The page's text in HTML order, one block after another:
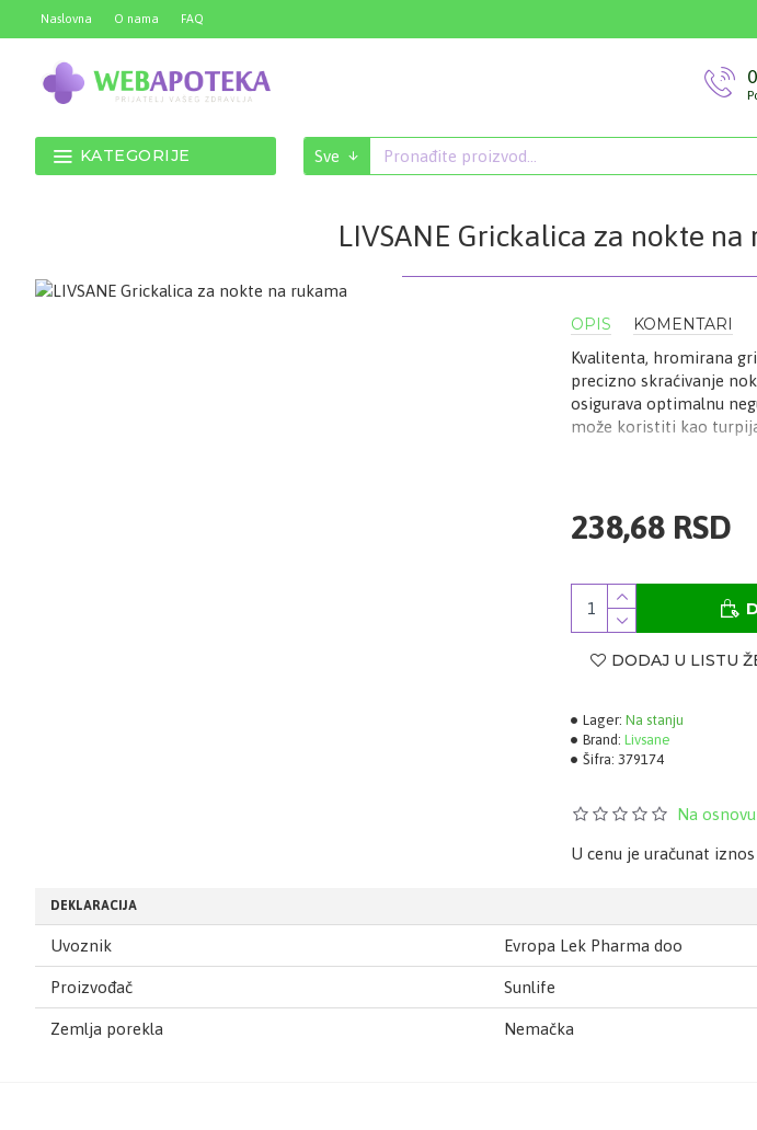
Naslovna O nama FAQ
KATEGORIJE Sve
LIVSANE Grickalica za nokte na
OPIS KOMENTARI
Kvalitenta, hromirana
precizno skraćivanje
osigurava optimalnu
može koristiti kao
Lager: Na stanju
Brand: Livsane
Šifra: 379174
Na
238,68 RSD
DODAJ U LISTU
U cenu je uračunat iznos
DEKLARACIJA
Uvoznik Evropa Lek Pharma doo
Proizvođač Sunlife
Zemlja porekla Nemačka